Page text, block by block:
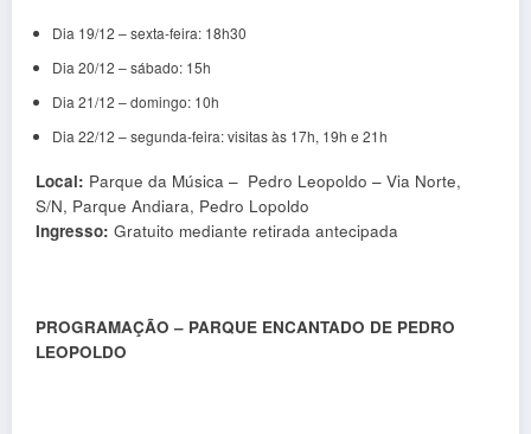
Dia 19/12 – sexta-feira: 18h30
Dia 20/12 – sábado: 15h
Dia 21/12 – domingo: 10h
Dia 22/12 – segunda-feira: visitas às 17h, 19h e 21h
Local: Parque da Música – Pedro Leopoldo – Via Norte,
S/N, Parque Andiara, Pedro Lopoldo
Ingresso: Gratuito mediante retirada antecipada
PROGRAMAÇÃO – PARQUE ENCANTADO DE PEDRO
LEOPOLDO